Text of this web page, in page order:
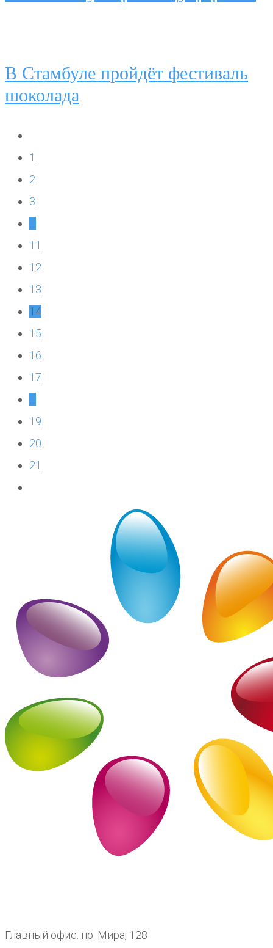
В Стамбуле пройдёт фестиваль
шоколада
1
2
3
11
12
13
14
15
16
17
19
20
21
Главный офис: пр. Мира, 128